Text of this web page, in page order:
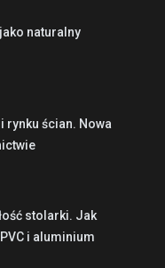
naturalny
ścian. Nowa
stolarki. Jak
i aluminium